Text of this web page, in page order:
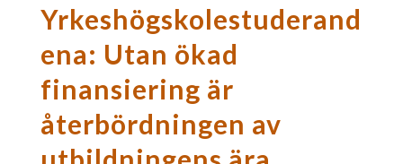
Yrkeshögskolestuderand
ena: Utan ökad
finansiering är
återbördningen av